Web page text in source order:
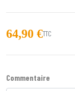
64,90 €TTC
Commentaire